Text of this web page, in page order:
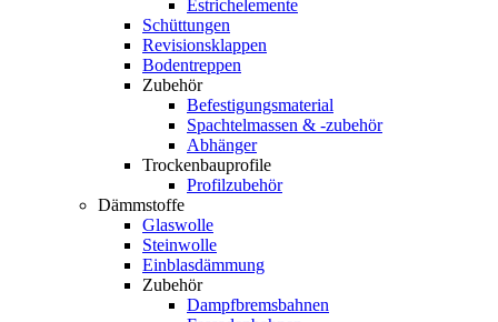
Estrichelemente
Schüttungen
Revisionsklappen
Bodentreppen
Zubehör
Befestigungsmaterial
Spachtelmassen & -zubehör
Abhänger
Trockenbauprofile
Profilzubehör
Dämmstoffe
Glaswolle
Steinwolle
Einblasdämmung
Zubehör
Dampfbremsbahnen